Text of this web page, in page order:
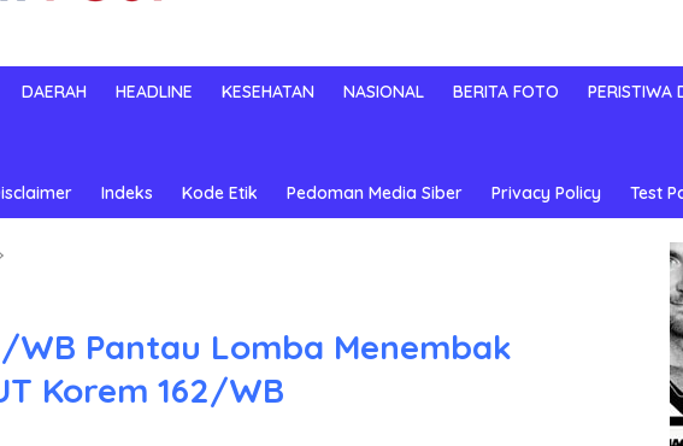
DAERAH HEADLINE KESEHATAN NASIONAL BERITA FOTO PERISTIWA
Indeks Kode Etik Pedoman Media Siber Privacy Policy Test
WB Pantau Lomba Menembak
Korem 162/WB